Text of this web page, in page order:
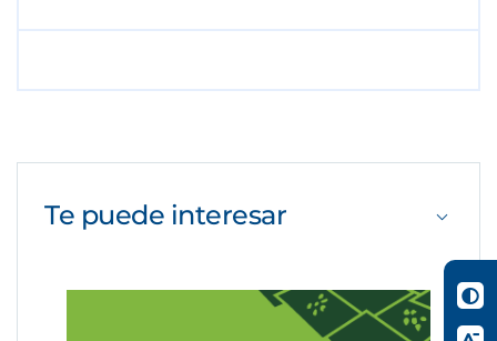
Te puede interesar